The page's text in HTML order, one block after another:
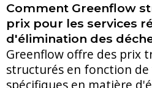
Comment Greenflow
prix pour les services
d'élimination des
Greenflow offre des prix
structurés en fonction de
spécifiques en matière